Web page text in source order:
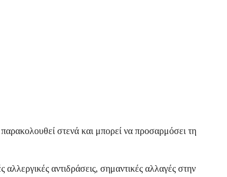
στενά και μπορεί να προσαρμόσει τη
αντιδράσεις, σημαντικές αλλαγές στην